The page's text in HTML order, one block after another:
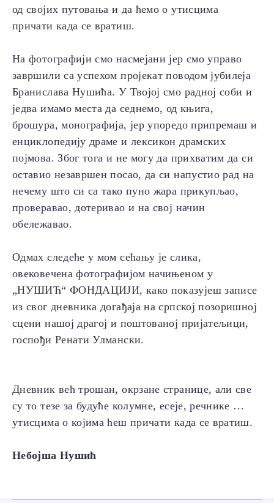
од својих путовања и да ћемо о утисцима
причати када се вратиш.
На фотографији смо насмејани јер смо управо
завршили са успехом пројекат поводом јубилеја
Бранислава Нушића. У Твојој смо радној соби и
једва имамо места да седнемо, од књига,
брошура, монографија, јер упоредо припремаш и
енциклопедију драме и лексикон драмских
појмова. Због тога и не могу да прихватим да си
оставио незавршен посао, да си напустио рад на
нечему што си са тако пуно жара прикупљао,
проверавао, дотеривао и на свој начин
обележавао.
Одмах следеће у мом сећању је слика,
овековечена фотографијом начињеном у
„НУШИЋ“ ФОНДАЦИЈИ, како показујеш записе
из свог дневника догађаја на српској позоришној
сцени нашој драгој и поштованој пријатељици,
госпођи Ренати Улмански.
Дневник већ трошан, окрзане странице, али све
су то тезе за будуће колумне, есеје, речнике …
утисцима о којима ћеш причати када се вратиш.
Небојша Нушић